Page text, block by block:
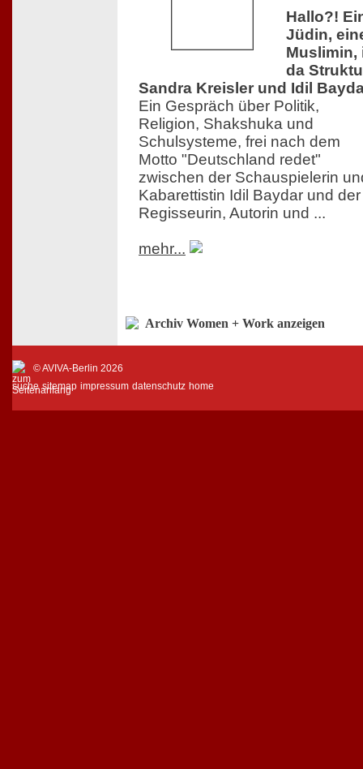
Hallo?!
Jüdin,
Muslimin,
da
Sandra Kreisler und Idil
Ein Gespräch über Politik,
Religion, Shakshuka und
Schulsysteme, frei nach dem
Motto "Deutschland redet"
zwischen der Schauspielerin
Kabarettistin Idil Baydar und der
Regisseurin, Autorin und ...
mehr...
Archiv Women + Work anzeigen
© AVIVA-Berlin 2026
suche sitemap impressum datenschutz home